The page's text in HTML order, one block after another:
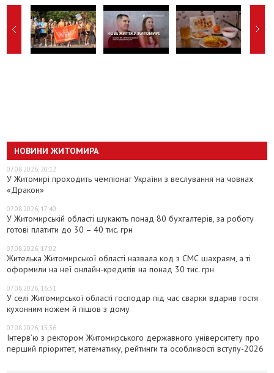
НОВИНИ ЖИТОМИРА
07.08.2026, 20:12
У Житомирі проходить чемпіонат України з веслування на човнах
«Дракон»
07.08.2026, 17:40
У Житомирській області шукають понад 80 бухгалтерів, за роботу
готові платити до 30 – 40 тис. грн
07.08.2026, 17:02
Жителька Житомирської області назвала код з СМС шахраям, а ті
оформили на неї онлайн-кредитів на понад 30 тис. грн
07.08.2026, 16:31
У селі Житомирської області господар під час сварки вдарив гостя
кухонним ножем й пішов з дому
07.08.2026, 15:36
Інтерв’ю з ректором Житомирського державного університету про
перший пріоритет, математику, рейтинги та особливості вступу-2026